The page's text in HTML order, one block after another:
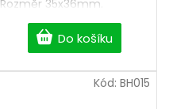
Do košíku
Rozměr 35x36mm.
Kód: BH015